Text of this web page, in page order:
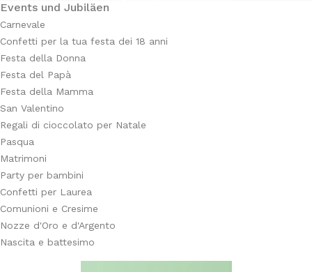
Events und Jubiläen
Carnevale
Confetti per la tua festa dei 18 anni
Festa della Donna
Festa del Papà
Festa della Mamma
San Valentino
Regali di cioccolato per Natale
Pasqua
Matrimoni
Party per bambini
Confetti per Laurea
Comunioni e Cresime
Nozze d'Oro e d'Argento
Nascita e battesimo